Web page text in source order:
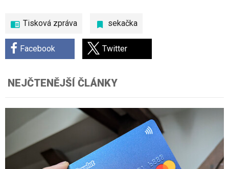
Tisková zpráva sekačka
Facebook Twitter
NEJČTENĚJŠÍ ČLÁNKY